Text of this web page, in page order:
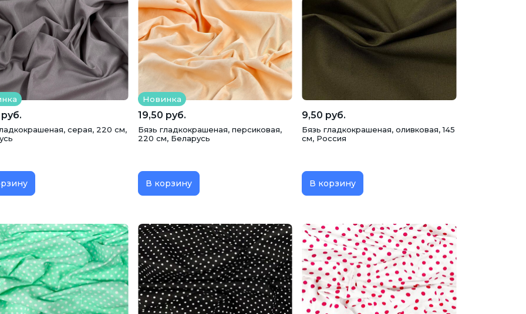
серая, 220 см,
19,50 руб.
Новинка
Бязь гладкокрашеная, персиковая,
220 см, Беларусь
В корзину
9,50 руб.
Бязь гладкокрашеная, оливковая, 145
см, Россия
В корзину